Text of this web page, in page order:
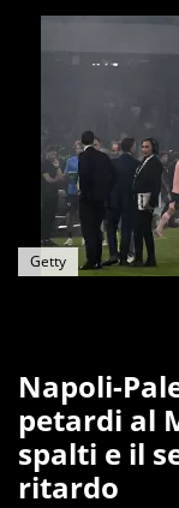
Getty
Napoli-
petardi al
spalti e il
ritardo